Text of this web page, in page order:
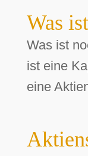
Was
Was ist
ist eine
eine